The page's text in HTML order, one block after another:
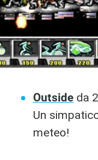
Outside da
Un
meteo!